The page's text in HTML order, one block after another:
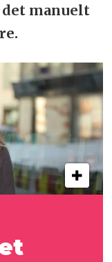
manuelt